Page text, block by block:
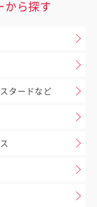
から探す
タードなど